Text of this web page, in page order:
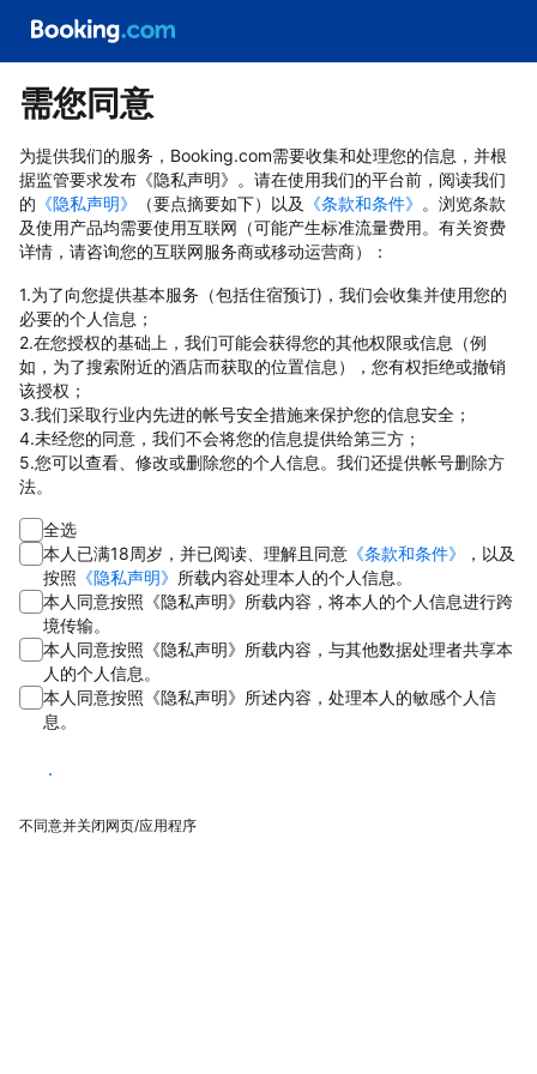
需您同意
为提供我们的服务，Booking.com需要收集和处理您的信息，并根
据监管要求发布《隐私声明》。请在使用我们的平台前，阅读我们
的 《隐私声明》 （要点摘要如下）以及 《条款和条件》 。浏览条款
及使用产品均需要使用互联网（可能产生标准流量费用。有关资费
详情，请咨询您的互联网服务商或移动运营商）：
1.为了向您提供基本服务（包括住宿预订)，我们会收集并使用您的
必要的个人信息；
2.在您授权的基础上，我们可能会获得您的其他权限或信息（例
如，为了搜索附近的酒店而获取的位置信息），您有权拒绝或撤销
该授权；
3.我们采取行业内先进的帐号安全措施来保护您的信息安全；
4.未经您的同意，我们不会将您的信息提供给第三方；
5.您可以查看、修改或删除您的个人信息。我们还提供帐号删除方
法。
全选
本人已满18周岁，并已阅读、理解且同意 《条款和条件》
，以及
按照 《隐私声明》 所载内容处理本人的个人信息。
本人同意按照《隐私声明》所载内容，将本人的个人信息进行跨
境传输。
本人同意按照《隐私声明》所载内容，与其他数据处理者共享本
人的个人信息。
本人同意按照《隐私声明》所述内容，处理本人的敏感个人信
息。
同意
不同意并关闭网页/应用程序